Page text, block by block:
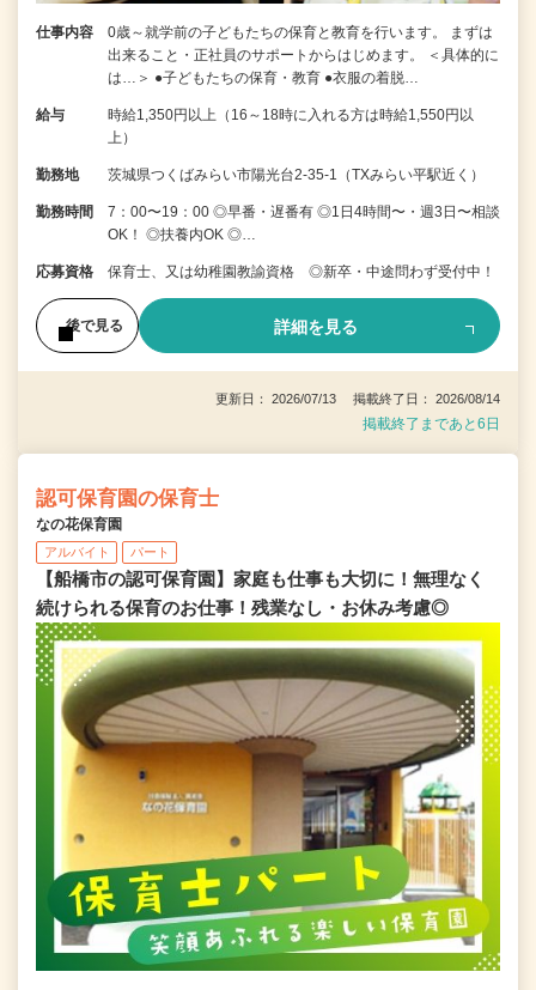
仕事内容
0歳～就学前の子どもたちの保育と教育を行います。 まずは
出来ること・正社員のサポートからはじめます。 ＜具体的に
は…＞ ●子どもたちの保育・教育 ●衣服の着脱…
給与
時給1,350円以上（16～18時に入れる方は時給1,550円以
上）
勤務地 茨城県つくばみらい市陽光台2-35-1（TXみらい平駅近く）
勤務時間
7：00〜19：00 ◎早番・遅番有 ◎1日4時間〜・週3日〜相談
OK！ ◎扶養内OK ◎…
応募資格 保育士、又は幼稚園教諭資格 ◎新卒・中途問わず受付中！
後で見る 詳細を見る
更新日： 2026/07/13 掲載終了日： 2026/08/14
掲載終了まであと6日
認可保育園の保育士
なの花保育園
アルバイト パート
【船橋市の認可保育園】家庭も仕事も大切に！無理なく
続けられる保育のお仕事！残業なし・お休み考慮◎